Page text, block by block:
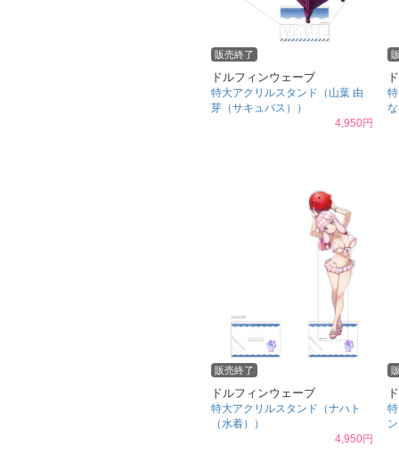
販売終了
ドルフィンウェーブ
特大アクリルスタンド（山葉 由
芽（サキュバス））
4,950円
販売終了
ドルフィンウェーブ
特大アクリルスタンド（ナハト
（水着））
4,950円